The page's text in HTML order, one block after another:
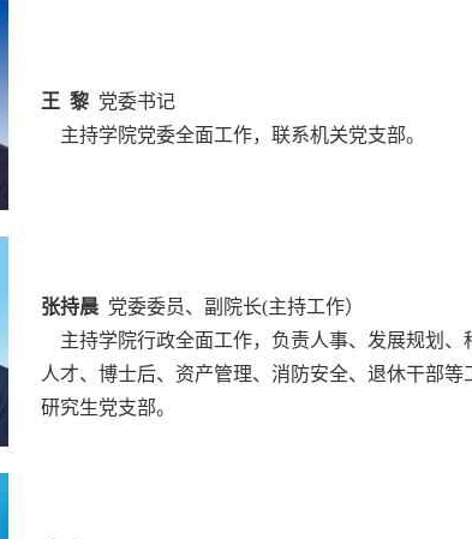
王 黎 党委书记
主持学院党委全面工作，联系机关党支部。
张持晨 党委委员、副院长(主持工作）
主持学院行政全面工作，负责人事、发展规划、
人才、博士后、资产管理、消防安全、退休干部
研究生党支部。